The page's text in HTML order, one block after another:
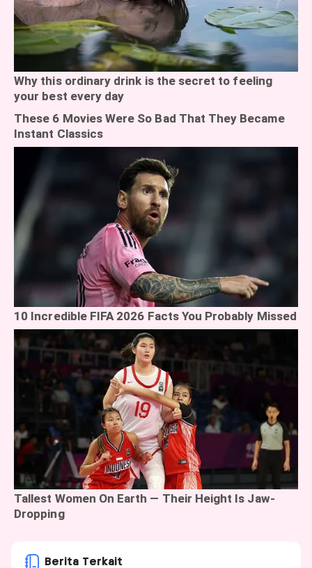
Berita Terkait